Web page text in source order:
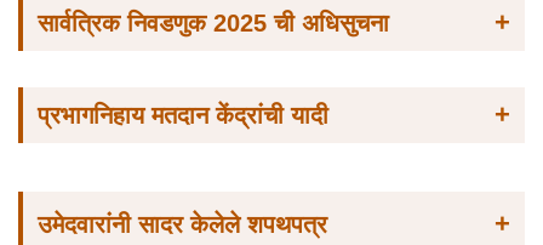
सार्वत्रिक निवडणुक 2025 ची अधिसुचना +
प्रभागनिहाय मतदान केंद्रांची यादी +
उमेदवारांनी सादर केलेले शपथपत्र +